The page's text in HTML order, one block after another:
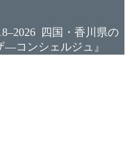
四国・香川県の
―コンシェルジュ』